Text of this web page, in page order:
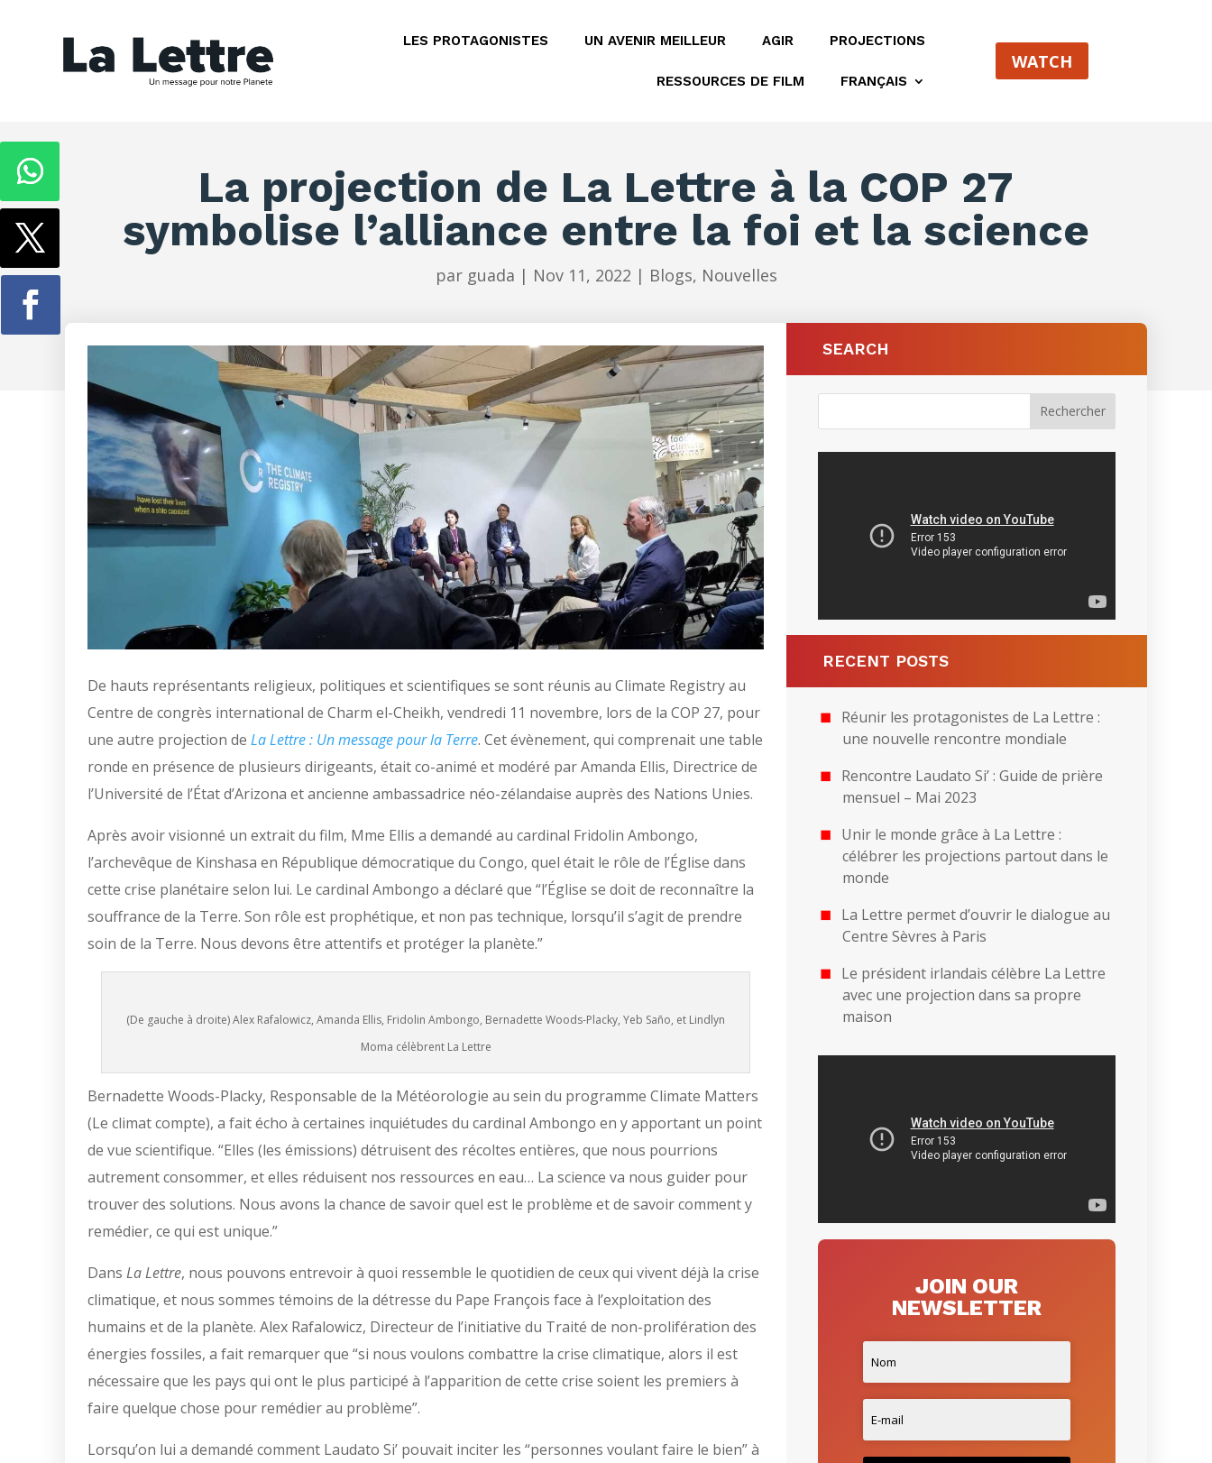
LES PROTAGONISTES UN AVENIR MEILLEUR AGIR PROJECTIONS
RESSOURCES DE FILM FRANÇAIS
WATCH
La projection de La Lettre à la COP 27
symbolise l’alliance entre la foi et la science
par guada | Nov 11, 2022 | Blogs, Nouvelles
De hauts représentants religieux, politiques et scientifiques se sont réunis au Climate Registry au
Centre de congrès international de Charm el-Cheikh, vendredi 11 novembre, lors de la COP 27, pour
une autre projection de La Lettre : Un message pour la Terre. Cet évènement, qui comprenait une table
ronde en présence de plusieurs dirigeants, était co-animé et modéré par Amanda Ellis, Directrice de
l’Université de l’État d’Arizona et ancienne ambassadrice néo-zélandaise auprès des Nations Unies.
Après avoir visionné un extrait du film, Mme Ellis a demandé au cardinal Fridolin Ambongo,
l’archevêque de Kinshasa en République démocratique du Congo, quel était le rôle de l’Église dans
cette crise planétaire selon lui. Le cardinal Ambongo a déclaré que “l’Église se doit de reconnaître la
souffrance de la Terre. Son rôle est prophétique, et non pas technique, lorsqu’il s’agit de prendre
soin de la Terre. Nous devons être attentifs et protéger la planète.”
(De gauche à droite) Alex Rafalowicz, Amanda Ellis, Fridolin Ambongo, Bernadette Woods-Placky, Yeb Saño, et Lindlyn
Moma célèbrent La Lettre
Bernadette Woods-Placky, Responsable de la Météorologie au sein du programme Climate Matters
(Le climat compte), a fait écho à certaines inquiétudes du cardinal Ambongo en y apportant un point
de vue scientifique. “Elles (les émissions) détruisent des récoltes entières, que nous pourrions
autrement consommer, et elles réduisent nos ressources en eau… La science va nous guider pour
trouver des solutions. Nous avons la chance de savoir quel est le problème et de savoir comment y
remédier, ce qui est unique.”
Dans La Lettre, nous pouvons entrevoir à quoi ressemble le quotidien de ceux qui vivent déjà la crise
climatique, et nous sommes témoins de la détresse du Pape François face à l’exploitation des
humains et de la planète. Alex Rafalowicz, Directeur de l’initiative du Traité de non-prolifération des
énergies fossiles, a fait remarquer que “si nous voulons combattre la crise climatique, alors il est
nécessaire que les pays qui ont le plus participé à l’apparition de cette crise soient les premiers à
faire quelque chose pour remédier au problème”.
Lorsqu’on lui a demandé comment Laudato Si’ pouvait inciter les “personnes voulant faire le bien” à
SEARCH
RECENT POSTS
Réunir les protagonistes de La Lettre :
une nouvelle rencontre mondiale
Rencontre Laudato Si’ : Guide de prière
mensuel – Mai 2023
Unir le monde grâce à La Lettre :
célébrer les projections partout dans le
monde
La Lettre permet d’ouvrir le dialogue au
Centre Sèvres à Paris
Le président irlandais célèbre La Lettre
avec une projection dans sa propre
maison
JOIN OUR
NEWSLETTER